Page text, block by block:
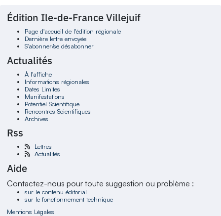
Édition Ile-de-France Villejuif
Page d'accueil de l'édition régionale
Dernière lettre envoyée
S'abonner/se désabonner
Actualités
À l'affiche
Informations régionales
Dates Limites
Manifestations
Potentiel Scientifique
Rencontres Scientifiques
Archives
Rss
Lettres
Actualités
Aide
Contactez-nous pour toute suggestion ou problème :
sur le contenu éditorial
sur le fonctionnement technique
Mentions Légales